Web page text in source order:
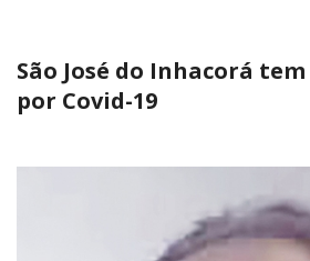
São José do Inhacorá
por Covid-19